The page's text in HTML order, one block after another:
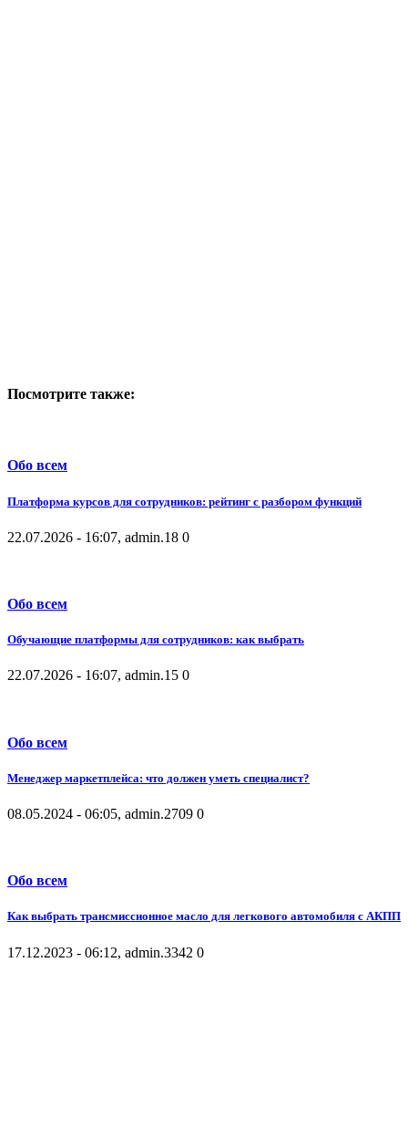
Посмотрите также:
Обо всем
Платформа курсов для сотрудников: рейтинг с разбором функций
22.07.2026 - 16:07, admin.18 0
Обо всем
Обучающие платформы для сотрудников: как выбрать
22.07.2026 - 16:07, admin.15 0
Обо всем
Менеджер маркетплейса: что должен уметь специалист?
08.05.2024 - 06:05, admin.2709 0
Обо всем
Как выбрать трансмиссионное масло для легкового автомобиля с АКПП
17.12.2023 - 06:12, admin.3342 0